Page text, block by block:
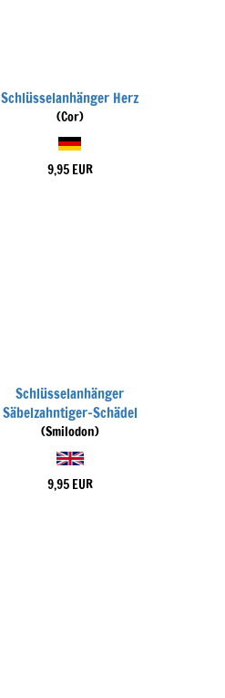
Schlüsselanhänger Herz
(Cor)
9,95 EUR
Schlüsselanhänger
Säbelzahntiger-Schädel
(Smilodon)
9,95 EUR